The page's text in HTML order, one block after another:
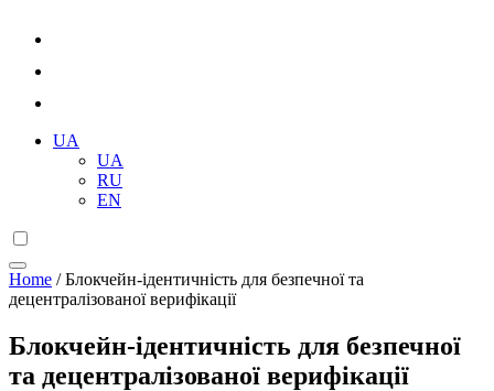
UA
UA
RU
EN
Home /Блокчейн-ідентичність для безпечної та
децентралізованої верифікації
Блокчейн-ідентичність для безпечної
та децентралізованої верифікації